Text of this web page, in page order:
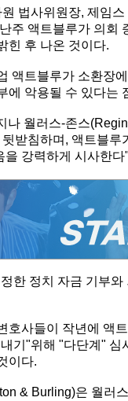
법사위원장, 제임
주 액트블루가 의회
힌 후 나온 것이다.
액트블루가 소환장
에 악용될 수 있다는
나 월러스-존스
받침하며, 액트블
강력하게 시사한
한 정치 자금 기부
호사들이 작년에 액
기"위해 "다단계"
이다.
& Burling)은 월러